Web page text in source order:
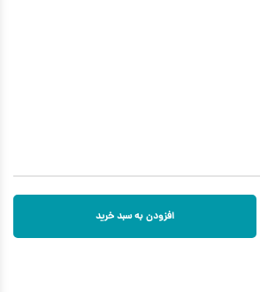
افزودن به سبد خرید